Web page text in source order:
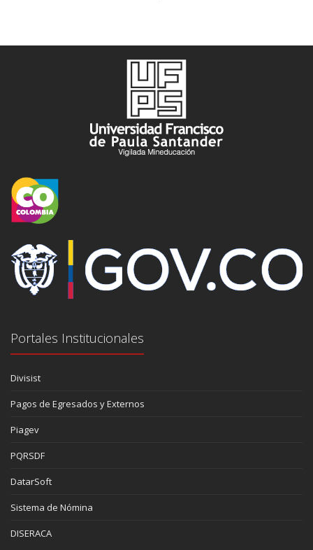
Portales Institucionales
Divisist
Pagos de Egresados y Externos
Piagev
PQRSDF
DatarSoft
Sistema de Nómina
DISERACA